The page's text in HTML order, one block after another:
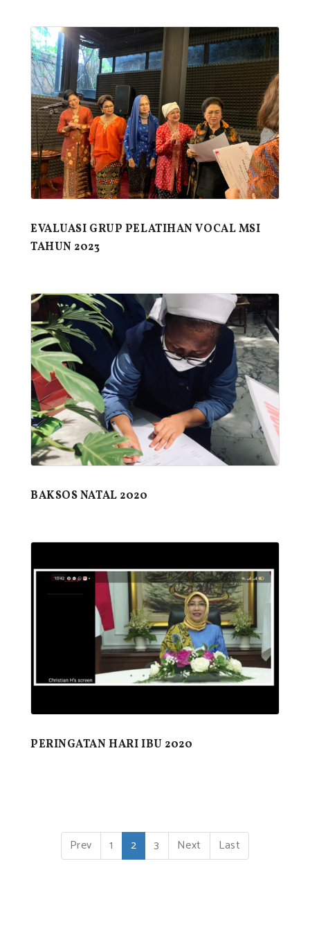
EVALUASI GRUP PELATIHAN VOCAL MSI
TAHUN 2023
BAKSOS NATAL 2020
PERINGATAN HARI IBU 2020
Prev 1 2(
c
3 Next Last